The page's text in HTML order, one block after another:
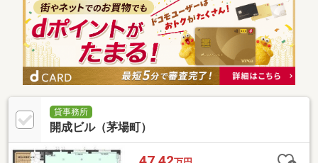
貸事務所
開成ビル（茅場町）